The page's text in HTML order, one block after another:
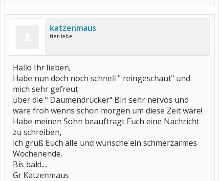
katzenmaus
tierliebe
Hallo Ihr lieben,
Habe nun doch noch schnell " reingeschaut" und
mich sehr gefreut
über die " Daumendrücker" Bin sehr nervös und
wäre froh wenns schon morgen um diese Zeit wäre!
Habe meinen Sohn beauftragt Euch eine Nachricht
zu schreiben,
ich grüß Euch alle und wünsche ein schmerzarmes
Wochenende.
Bis bald....
Gr Katzenmaus